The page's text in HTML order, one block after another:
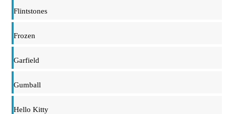
Flintstones
Frozen
Garfield
Gumball
Hello Kitty